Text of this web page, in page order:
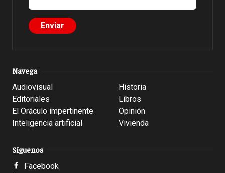
Navega
Audiovisual
Editoriales
El Oráculo impertinente
Inteligencia artificial
Historia
Libros
Opinión
Vivienda
Síguenos
Facebook